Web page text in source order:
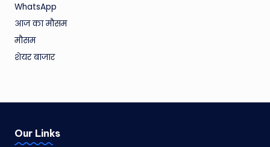
WhatsApp
आज का मौसम
मौसम
शेयर बाजार
Our Links